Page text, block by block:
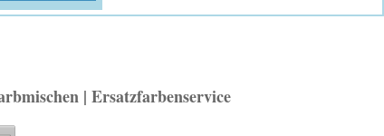
| Ersatzfarbenservice